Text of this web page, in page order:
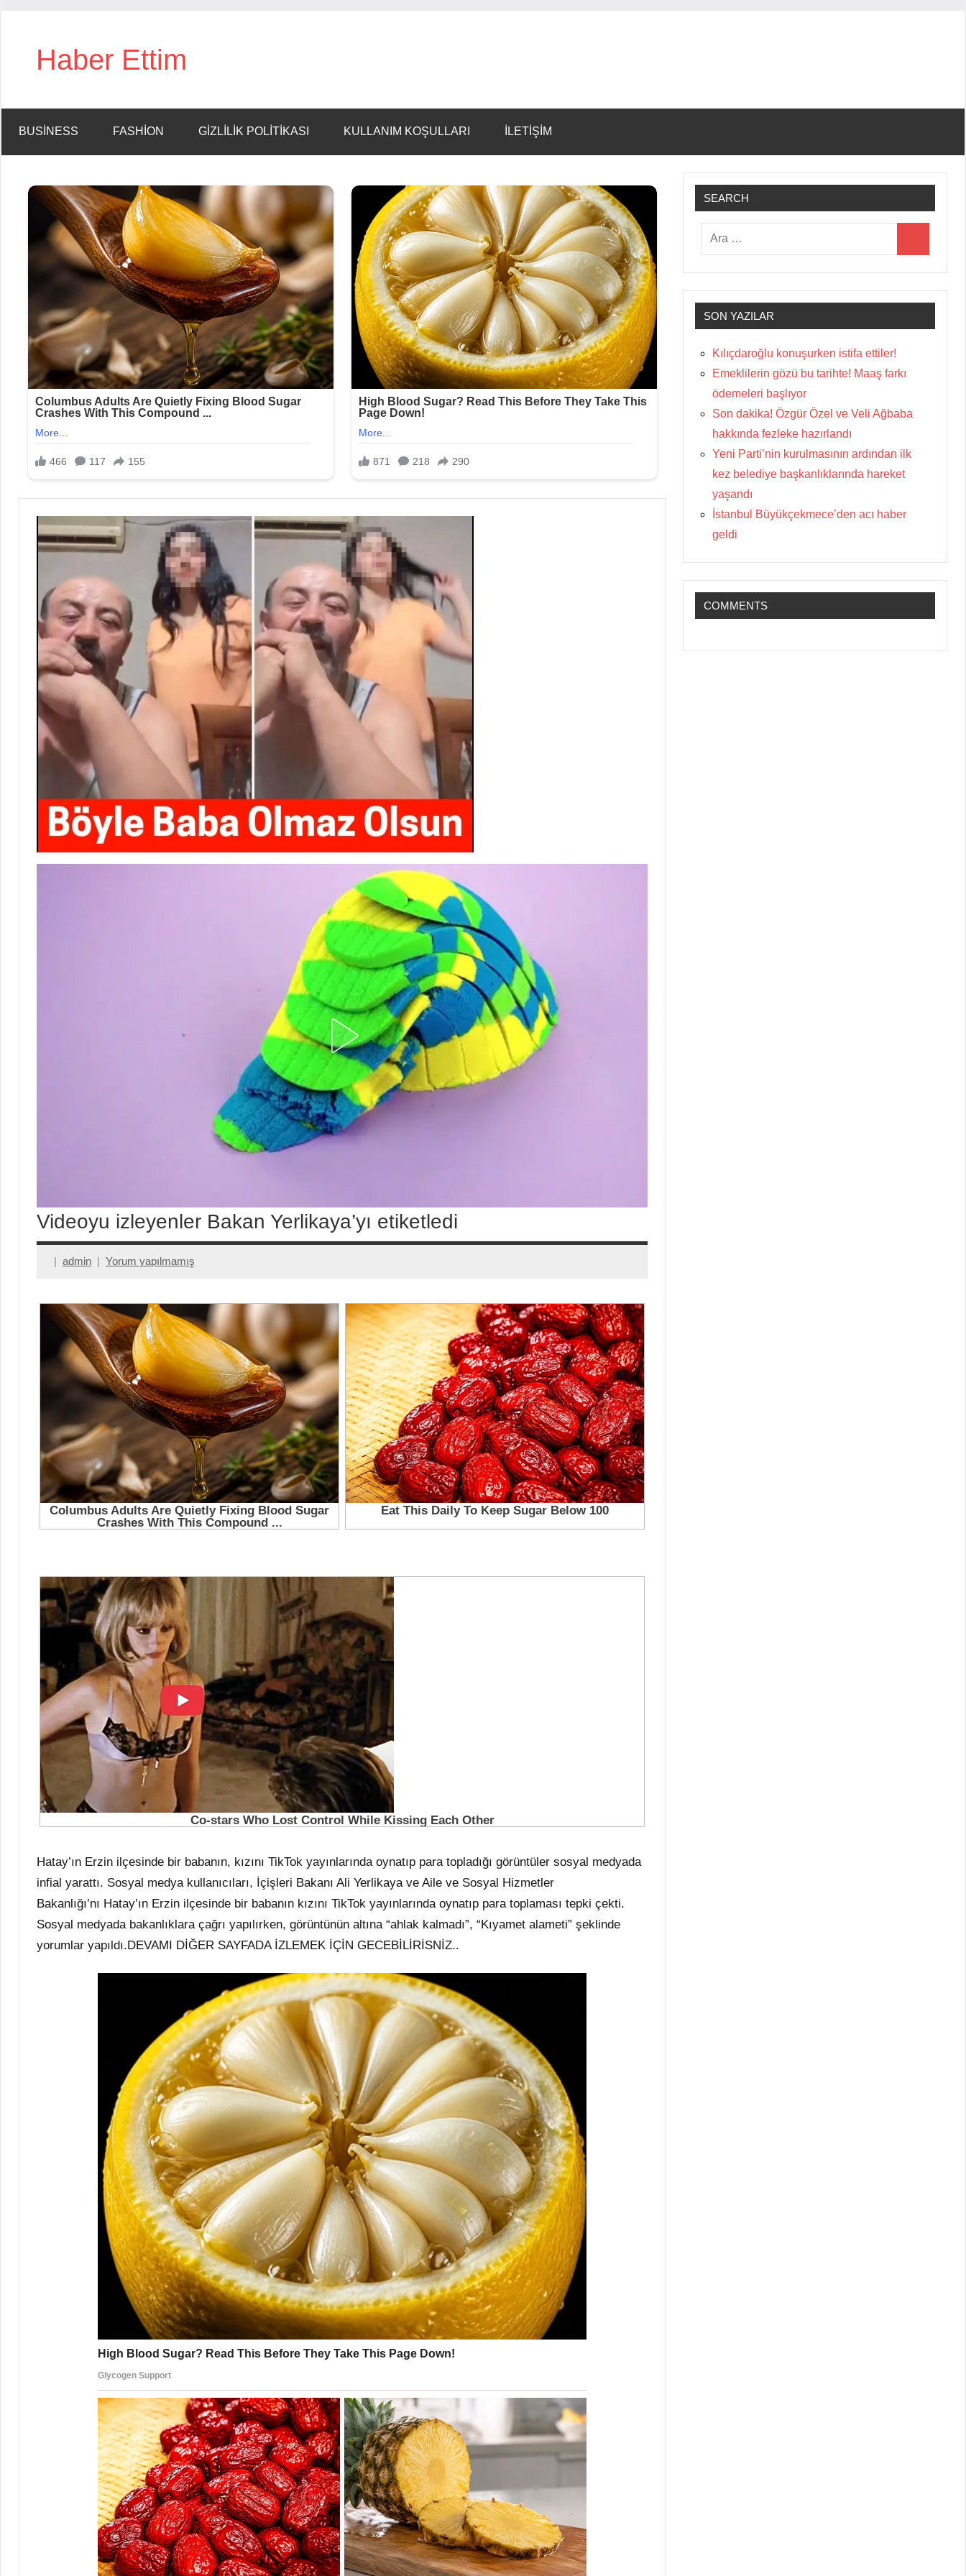
Haber Ettim
BUSINESS FASHION GIZLILIK POLITIKASI KULLANIM KOŞULLARI İLETİŞİM
Videoyu izleyenler Bakan Yerlikaya’yı etiketledi
admin Yorum yapılmamış
Hatay’ın Erzin ilçesinde bir babanın, kızını TikTok yayınlarında oynatıp para topladığı görüntüler sosyal medyada
infial yarattı. Sosyal medya kullanıcıları, İçişleri Bakanı Ali Yerlikaya ve Aile ve Sosyal Hizmetler
Bakanlığı’nı Hatay’ın Erzin ilçesinde bir babanın kızını TikTok yayınlarında oynatıp para toplaması tepki çekti.
Sosyal medyada bakanlıklara çağrı yapılırken, görüntünün altına “ahlak kalmadı”, “Kıyamet alameti” şeklinde
yorumlar yapıldı.DEVAMI DİĞER SAYFADA İZLEMEK İÇİN GECEBİLİRİSNİZ..
SEARCH
Ara:
SON YAZILAR
Kılıçdaroğlu konuşurken istifa ettiler!
Emeklilerin gözü bu tarihte! Maaş farkı
ödemeleri başlıyor
Son dakika! Özgür Özel ve Veli Ağbaba
hakkında fezleke hazırlandı
Yeni Parti’nin kurulmasının ardından ilk
kez belediye başkanlıklarında hareket
yaşandı
İstanbul Büyükçekmece’den acı haber
geldi
COMMENTS